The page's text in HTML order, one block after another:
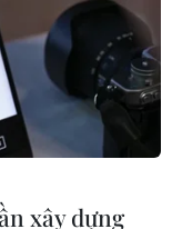
xây dựng